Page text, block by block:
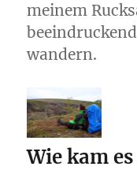
meinem
wandern.
Wie kam